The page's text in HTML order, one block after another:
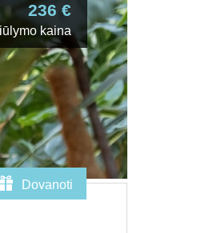
236 €
kaina
Dovanoti